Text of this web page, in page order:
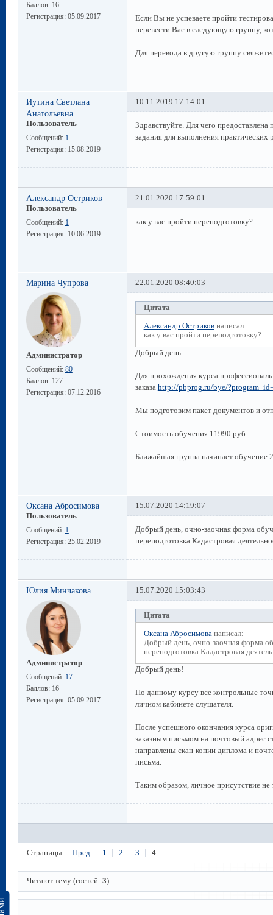
Баллов: 16
Регистрация: 05.09.2017
Если Вы не успеваете пройти
перевести Вас в следующую группу,
Для перевода в другую группу
Иутина Светлана
Анатольевна
Пользователь
Сообщений: 1
Регистрация: 15.08.2019
10.11.2019 17:14:01
Здравствуйте. Для чего
задания для выполнения практических
Александр Остриков
Пользователь
Сообщений: 1
Регистрация: 10.06.2019
21.01.2020 17:59:01
как у вас пройти переподготовку?
Марина Чупрова
Администратор
Сообщений: 80
Баллов: 127
Регистрация: 07.12.2016
22.01.2020 08:40:03
Цитата
Александр Остриковнаписал:
как у вас пройти переподготовку?
Добрый день.
Для прохождения курса
заказа http://pbprog.ru/bye/
Мы подготовим пакет документов и
Стоимость обучения 11990 руб.
Ближайшая группа начинает обучение
Оксана Абросимова
Пользователь
Сообщений: 1
Регистрация: 25.02.2019
15.07.2020 14:19:07
Добрый день, очно-заочная форма
переподготовка Кадастровая
Юлия Минчакова
Администратор
Сообщений: 17
Баллов: 16
Регистрация: 05.09.2017
15.07.2020 15:03:43
Цитата
Оксана Абросимованаписал:
Добрый день, очно-заочная форма
переподготовка Кадастровая
Добрый день!
По данному курсу все контрольные
личном кабинете слушателя.
После успешного окончания курса
заказным письмом на почтовый адрес
направлены скан-копии диплома и
письма.
Таким образом, личное присутствие не
Страницы: Пред. 1 2 3 4
Читают тему (гостей:3)